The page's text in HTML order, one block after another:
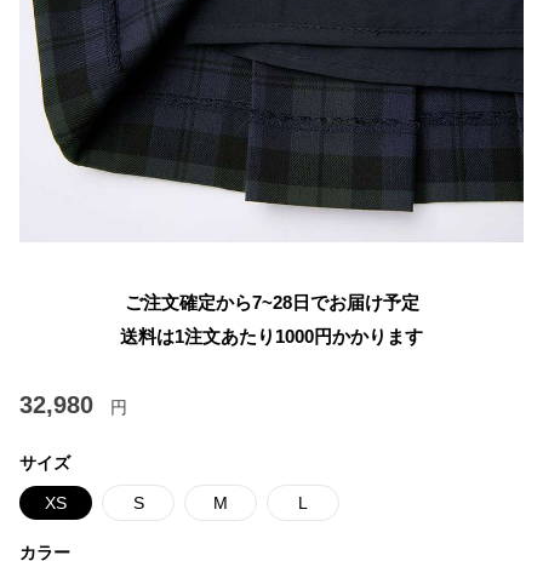
ご注文確定から7~28日でお届け予定
送料は1注文あたり 1000円かかります
32,980 円
サイズ
XS S M L
カラー